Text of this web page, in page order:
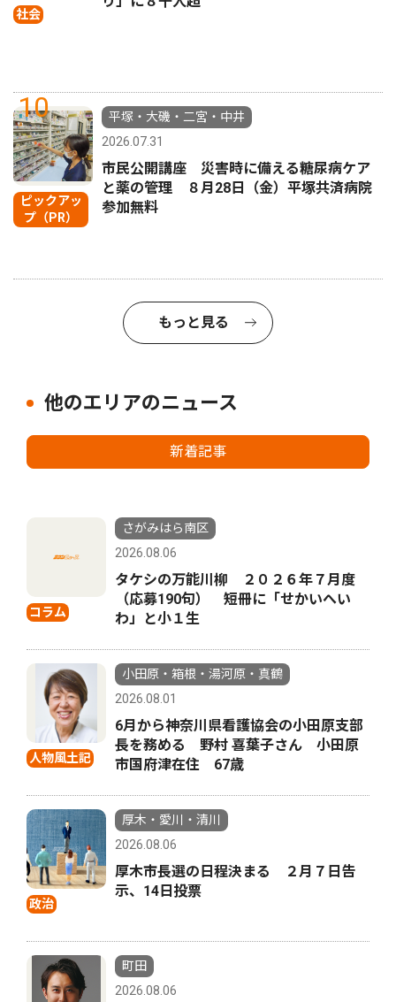
社会
10
ピックアッ
プ（PR）
平塚・大磯・二宮・中井
2026.07.31
市民公開講座 災害時に備える糖尿病ケア
と薬の管理 ８月28日（金）平塚共済病院
参加無料
もっと見る
他のエリアのニュース
新着記事
コラム
さがみはら南区
2026.08.06
タケシの万能川柳 ２０２６年７月度
（応募190句） 短冊に「せかいへい
わ」と小１生
人物風土記
小田原・箱根・湯河原・真鶴
2026.08.01
6月から神奈川県看護協会の小田原支部
長を務める 野村 喜葉子さん 小田原
市国府津在住 67歳
政治
厚木・愛川・清川
2026.08.06
厚木市長選の日程決まる ２月７日告
示、14日投票
町田
2026.08.06